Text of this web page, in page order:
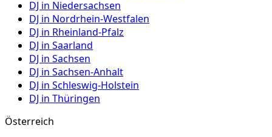
DJ in Niedersachsen
DJ in Nordrhein-Westfalen
DJ in Rheinland-Pfalz
DJ in Saarland
DJ in Sachsen
DJ in Sachsen-Anhalt
DJ in Schleswig-Holstein
DJ in Thüringen
Österreich